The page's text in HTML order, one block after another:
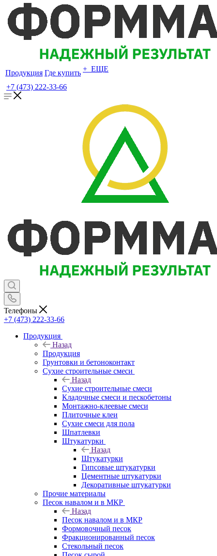
Продукция Где купить + ЕЩЕ
+7 (473) 222-33-66
Телефоны
+7 (473) 222-33-66
Продукция
Назад
Продукция
Грунтовки и бетоноконтакт
Сухие строительные смеси
Назад
Сухие строительные смеси
Кладочные смеси и пескобетоны
Монтажно-клеевые смеси
Плиточные клеи
Сухие смеси для пола
Шпатлевки
Штукатурки
Назад
Штукатурки
Гипсовые штукатурки
Цементные штукатурки
Декоративные штукатурки
Прочие материалы
Песок навалом и в МКР
Назад
Песок навалом и в МКР
Формовочный песок
Фракционированный песок
Стекольный песок